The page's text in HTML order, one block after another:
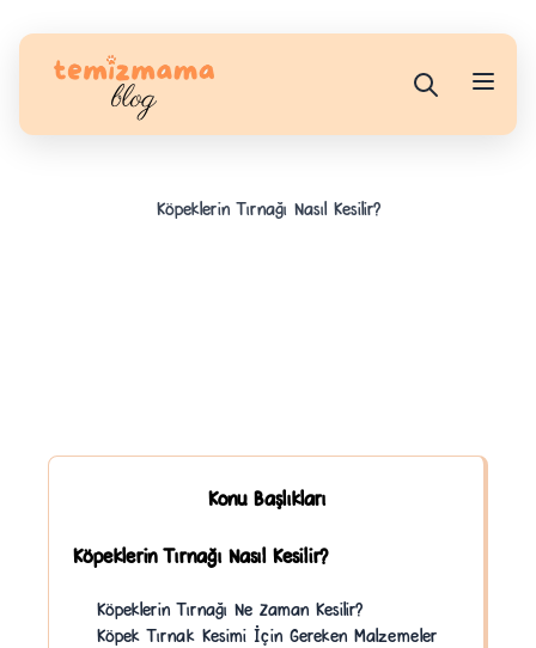
Köpeklerin Tırnağı Nasıl Kesilir?
Konu Başlıkları
Köpeklerin Tırnağı Nasıl Kesilir?
Köpeklerin Tırnağı Ne Zaman Kesilir?
Köpek Tırnak Kesimi İçin Gereken Malzemeler